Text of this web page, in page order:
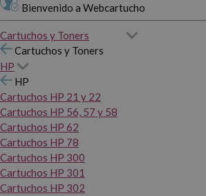
Bienvenido a Webcartucho
Cartuchos y Toners
Cartuchos y Toners
HP
HP
Cartuchos HP 21 y 22
Cartuchos HP 56, 57 y 58
Cartuchos HP 62
Cartuchos HP 78
Cartuchos HP 300
Cartuchos HP 301
Cartuchos HP 302